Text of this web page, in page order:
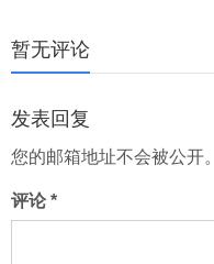
页
暂无评论
发表回复
您的邮箱地址不会被公开。
评论*